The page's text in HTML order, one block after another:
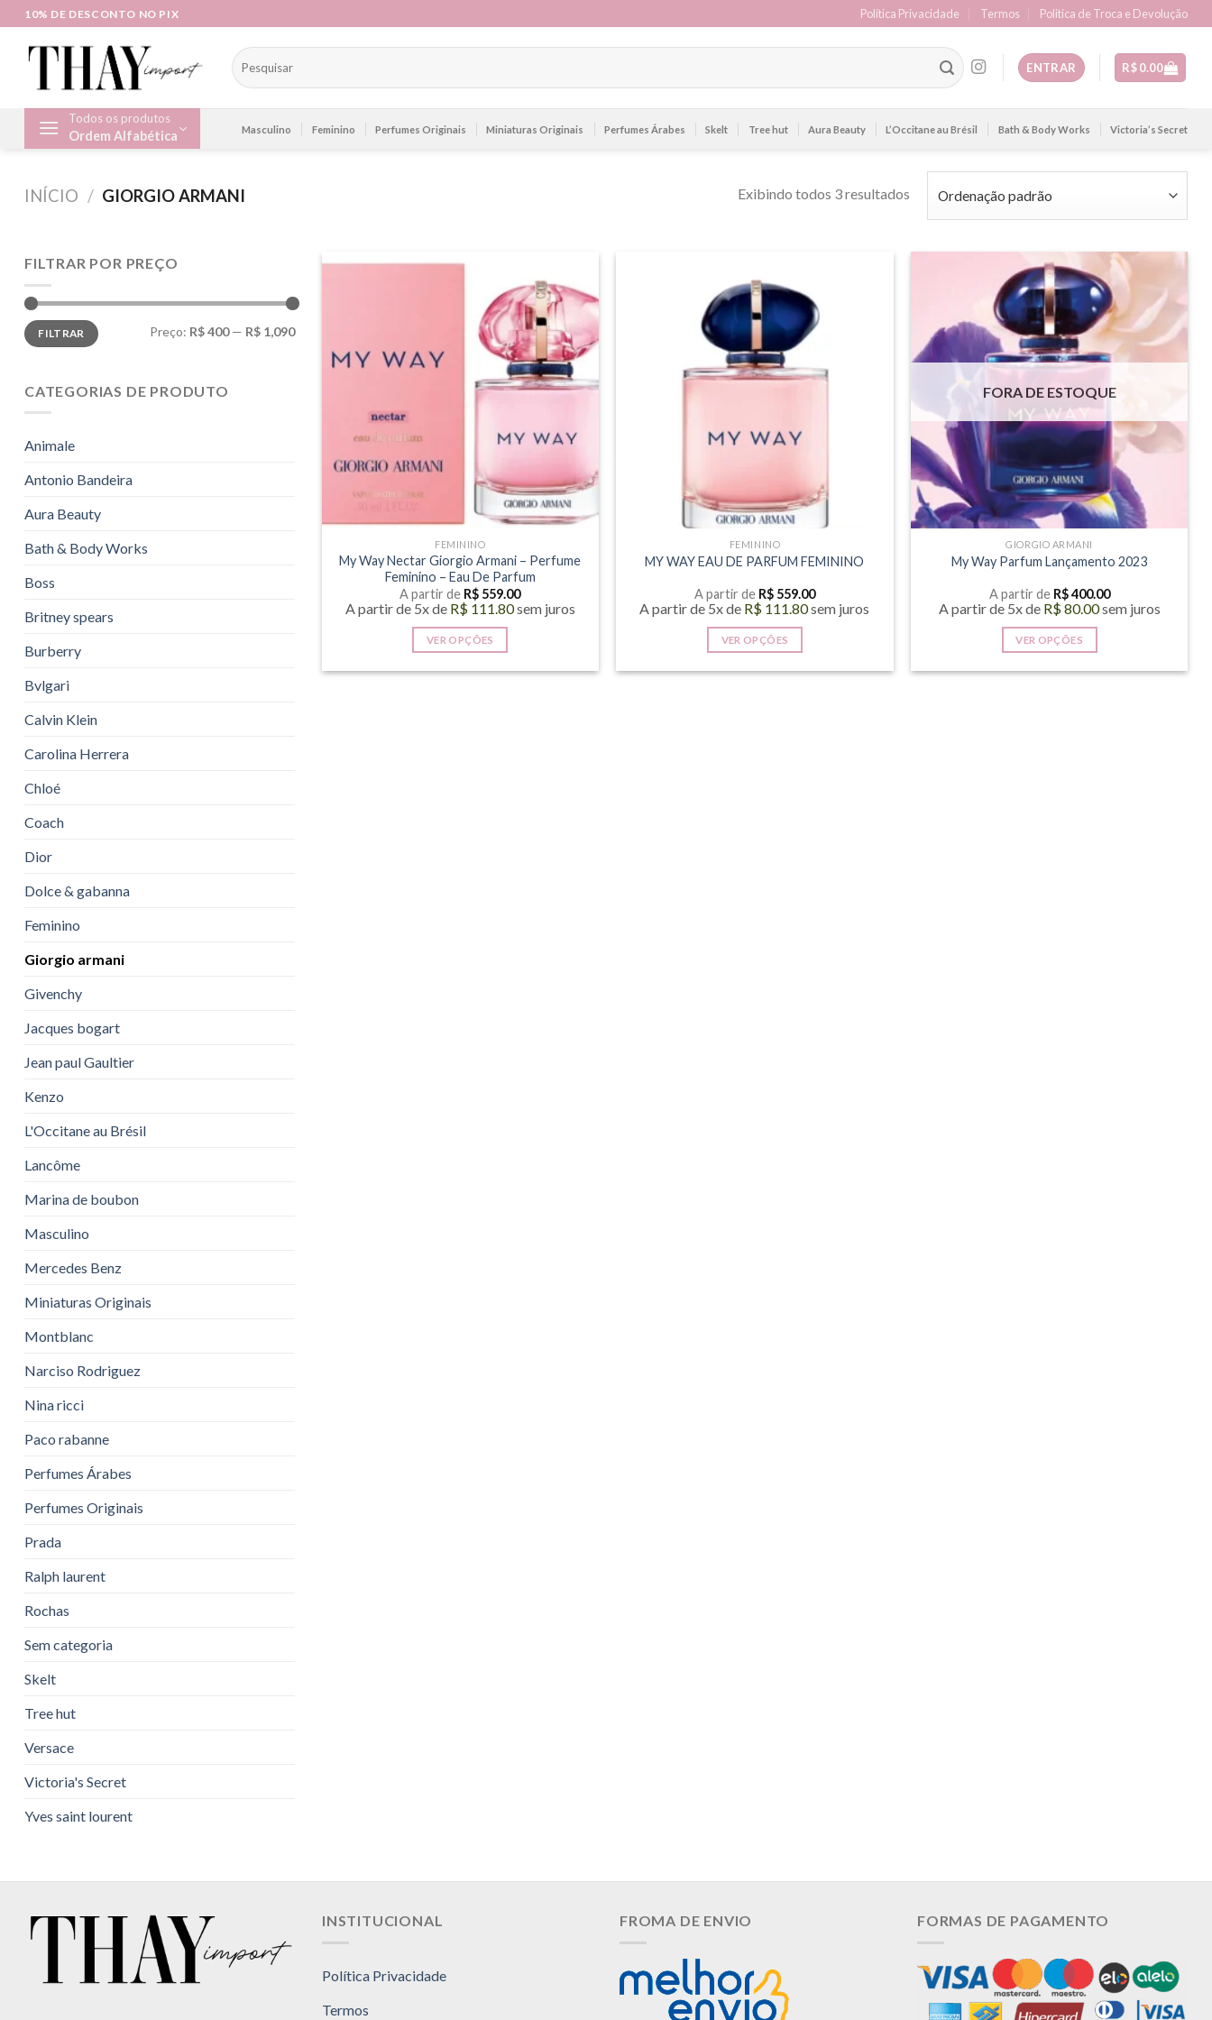
Skip
to
content
10% DE DESCONTO NO PIX Política Privacidade Termos Politica de Troca e Devolução
Pesquisar
por:
ENTRAR R$0.00
Todos os produtos
Ordem Alfabética Masculino Feminino Perfumes Originais Miniaturas Originais Perfumes Árabes Skelt Tree hut Aura Beauty L’Occitane au Brésil Bath & Body Works Victoria’s Secret
INÍCIO / GIORGIO ARMANI Exibindo todos 3 resultados
FILTRAR POR PREÇO
Preço
mínimo
Preço
máximo
FILTRAR Preço: R$ 400— R$ 1,090
CATEGORIAS DE PRODUTO
Animale
Antonio Bandeira
Aura Beauty
Bath & Body Works
Boss
Britney spears
Burberry
Bvlgari
Calvin Klein
Carolina Herrera
Chloé
Coach
Dior
Dolce & gabanna
Feminino
Giorgio armani
Givenchy
Jacques bogart
Jean paul Gaultier
Kenzo
L'Occitane au Brésil
Lancôme
Marina de boubon
Masculino
Mercedes Benz
Miniaturas Originais
Montblanc
Narciso Rodriguez
Nina ricci
Paco rabanne
Perfumes Árabes
Perfumes Originais
Prada
Ralph laurent
Rochas
Sem categoria
Skelt
Tree hut
Versace
Victoria's Secret
Yves saint lourent
FEMININO
My Way Nectar Giorgio Armani – Perfume
Feminino – Eau De Parfum
A partir de R$ 559.00
A partir de 5x de R$111.80sem juros
VER OPÇÕES
FEMININO
MY WAY EAU DE PARFUM FEMININO
A partir de R$559.00
A partir de 5x de R$ 111.80sem juros
VER OPÇÕES
FORA DE ESTOQUE
GIORGIO ARMANI
My Way Parfum Lançamento 2023
A partir de R$400.00
A partir de 5x de R$80.00sem juros
VER OPÇÕES
INSTITUCIONAL
Política Privacidade
Termos
FROMA DE ENVIO FORMAS DE PAGAMENTO